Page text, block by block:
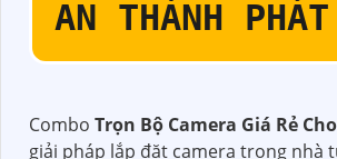
AN THÀNH PHÁT
Combo Trọn Bộ Camera Giá Rẻ
giải pháp lắp đặt camera trong nhà